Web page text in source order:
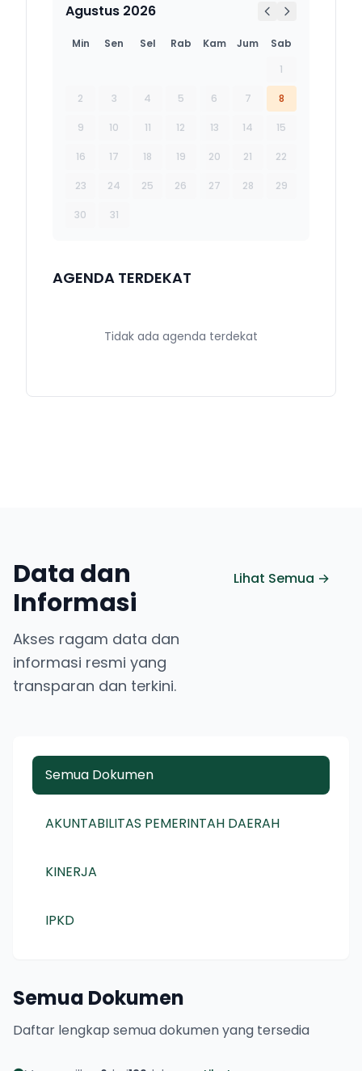
Agustus 2026
Min Sen Sel Rab Kam Jum
Sab
1
2 3 4 5 6 7 8
9 10 11 12 13 14 15
16 17 18 19 20 21 22
23 24 25 26 27 28 29
30 31
AGENDA TERDEKAT
Tidak ada agenda terdekat
Data dan
Informasi
Akses ragam data dan
informasi resmi yang
transparan dan terkini.
Lihat Semua →
Semua Dokumen
AKUNTABILITAS PEMERINTAH DAERAH
KINERJA
IPKD
Semua Dokumen
Daftar lengkap semua dokumen yang tersedia